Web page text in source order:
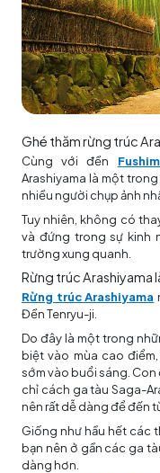
Ghé thăm rừng trúc
Cùng với đền
Arashiyama là một
nhiều người chụp ảnh
Tuy nhiên, không có
và đứng trong sự kinh
trường xung quanh.
Rừng trúc Arashiyama
Rừng trúc Arashiyama
Đền Tenryu-ji.
Do đây là một trong
biệt vào mùa cao
sớm vào buổi sáng.
chỉ cách ga tàu Saga-
nên rất dễ dàng để đến
Giống như hầu hết các
bạn nên ở gần các ga
dàng hơn.